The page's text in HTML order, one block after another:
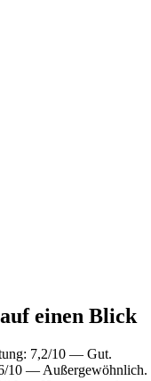
einen Blick
7,2/10 — Gut.
10 — Außergewöhnlich.